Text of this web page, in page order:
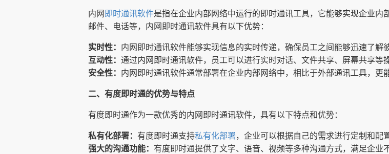
内网 即时通讯软件是指在企业内部网络中运行的即时通讯工具，它能够实现企业
邮件、电话等，内网即时通讯软件具有以下优势：
实时性：
内网即时通讯软件能够实现信息的实时传递，确保员工之间能够迅速了解
互动性： 通过内网即时通讯软件，员工可以进行实时对话、文件共享、屏幕共享等
安全性：
内网即时通讯软件通常部署在企业内部网络中，相比于外部通讯工具，更
二、有度即时通的优势与特点
有度即时通作为一款优秀的内网即时通讯软件，具有以下特点和优势：
私有化部署： 有度即时通支持私有化部署，企业可以根据自己的需求进行定制和配
强大的沟通功能： 有度即时通提供了文字、语音、视频等多种沟通方式，满足企